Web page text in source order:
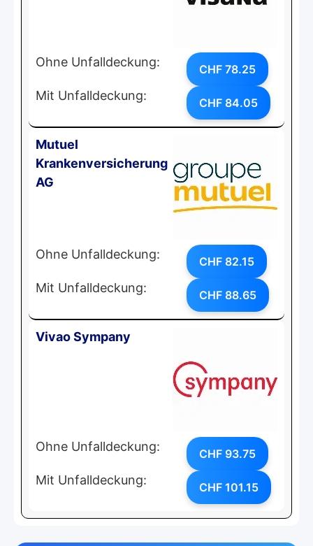
Ohne Unfalldeckung: CHF 78.25
Mit Unfalldeckung: CHF 84.05
Mutuel
Krankenversicherung
AG
Ohne Unfalldeckung: CHF 82.15
Mit Unfalldeckung: CHF 88.65
Vivao Sympany
Ohne Unfalldeckung: CHF 93.75
Mit Unfalldeckung: CHF 101.15